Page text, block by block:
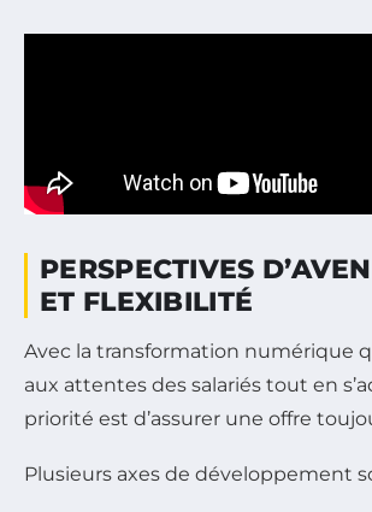
PERSPECTIVES
ET FLEXIBILITÉ
Avec la transformation numérique
aux attentes des salariés tout en
priorité est d’assurer une offre
Plusieurs axes de développement